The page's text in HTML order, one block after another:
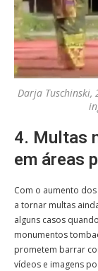
Darja
4. Multas
em áreas
Com o aumento
a tornar multas
alguns casos
monumentos
prometem barrar
vídeos e imagens